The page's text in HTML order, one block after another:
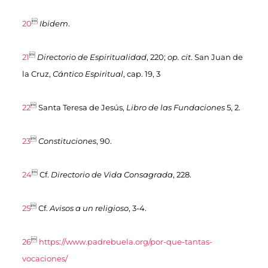
20 Ibidem.
21 Directorio de Espiritualidad, 220;op. cit.San Juan de
la Cruz,Cántico Espiritual, cap. 19, 3
22 Santa Teresa de Jesús, Libro de las Fundaciones5, 2.
23 Constituciones, 90.
24 Cf. Directorio de Vida Consagrada, 228.
25 Cf.Avisos a un religioso, 3-4.
26 https://www.padrebuela.org/por-que-tantas-
vocaciones/